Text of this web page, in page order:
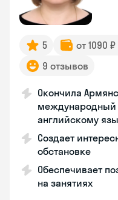
5 от 1090
9 отзывов
Окончила
международный
английскому
Создает
обстановке
Обеспечивает
на занятиях